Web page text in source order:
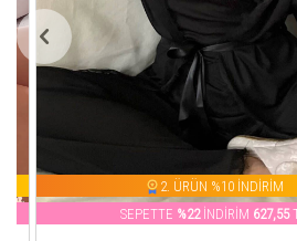
2. ÜRÜN %10 İNDİRİM
SEPETTE%22İNDİRİM627,55TL